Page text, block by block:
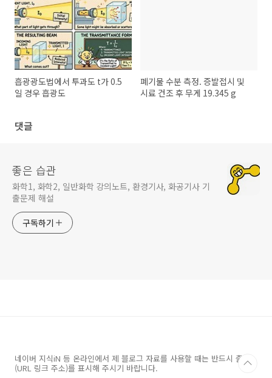
흡광광도법에서 투과도 t가 0.5
일 경우 흡광도
폐기물 수분 측정. 증발접시 및
시료 건조 후 무게 19.345 g
댓글
좋은 습관
화학1, 화학2, 일반화학 강의노트, 환경기사, 화공기사 기
출문제 해설
구독하기
네이버 지식iN 등 온라인에서 제 블로그 자료를 사용할 때는 반드시 출처
(URL 링크 주소)를 표시해 주시기 바랍니다.